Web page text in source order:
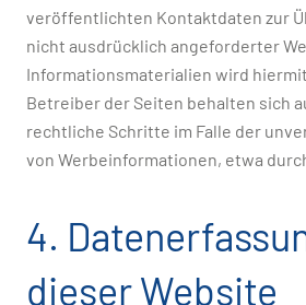
veröffentlichten Kontaktdaten zur
nicht ausdrücklich angeforderter
Informationsmaterialien wird
Betreiber der Seiten behalten sich
rechtliche Schritte im Falle der
von Werbeinformationen, etwa
4.
dieser Website